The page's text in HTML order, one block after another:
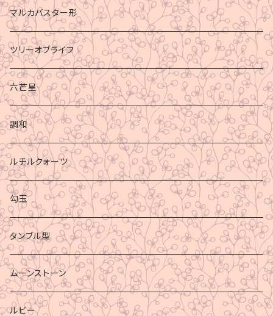
マルカバスター形
ツリーオブライフ
六芒星
調和
ルチルクォーツ
勾玉
タンブル型
ムーンストーン
ルビー